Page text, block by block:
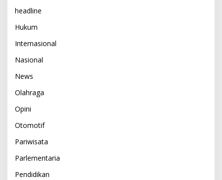
headline
Hukum
Internasional
Nasional
News
Olahraga
Opini
Otomotif
Pariwisata
Parlementaria
Pendidikan